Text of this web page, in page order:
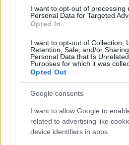
I want to opt-out of processing
Personal Data for Targeted
Opted In
I want to opt-out of Collection,
Retention, Sale, and/or
Personal Data that Is
Purposes for which it was
Opted Out
Google consents
I want to allow Google to
related to advertising like
device identifiers in apps.
A gitáros akár bíróság elé
volna, ám - miután a
vétkét - a hatóság
figyelmeztetéssel.
Wood novemberben, 24
vált el 53 éves exmodell
azonban már tavalyelőtt
bárpincérnőre. Jekatyerina
kapcsolat lezárultával
mamája londoni tanácsi